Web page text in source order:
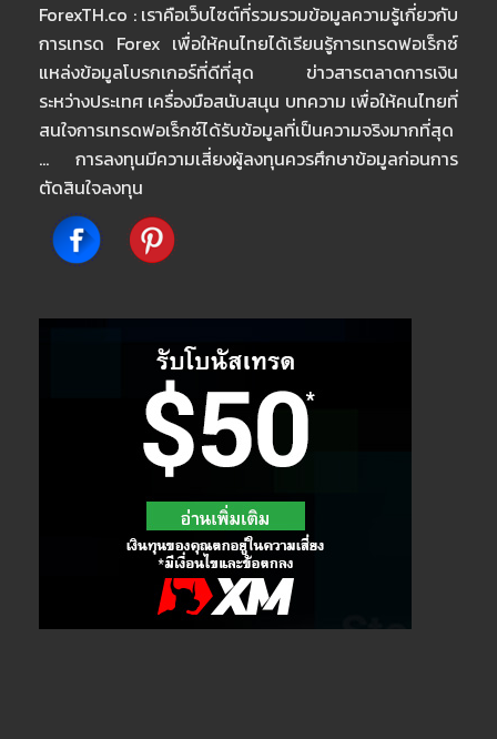
ForexTH.co : เราคือเว็บไซต์ที่รวมรวมข้อมูลความรู้เกี่ยวกับ
การเทรด Forex เพื่อให้คนไทยได้เรียนรู้การเทรดฟอเร็กซ์
แหล่งข้อมูลโบรกเกอร์ที่ดีที่สุด ข่าวสารตลาดการเงิน
ระหว่างประเทศ เครื่องมือสนับสนุน บทความ เพื่อให้คนไทยที่
สนใจการเทรดฟอเร็กซ์ได้รับข้อมูลที่เป็นความจริงมากที่สุด
… การลงทุนมีความเสี่ยงผู้ลงทุนควรศึกษาข้อมูลก่อนการ
ตัดสินใจลงทุน